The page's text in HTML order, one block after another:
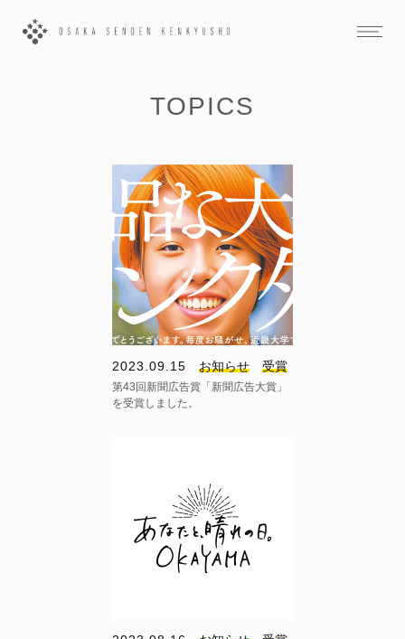
TOPICS
2023.09.15 お知らせ 受賞
第43回新聞広告賞「新聞広告大賞」
を受賞しました。